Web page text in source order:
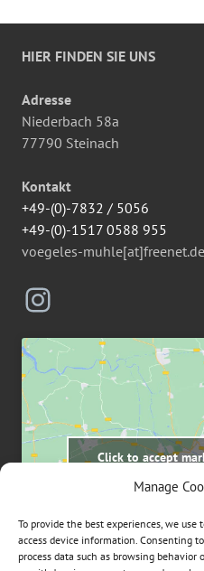
Manage
To provide the best experiences, we
access device information. Consenting
process data such as browsing
HIER FINDEN SIE UNS
Adresse
Niederbach 58a
77790 Steinach
Kontakt
+49-(0)-7832 / 5056
+49-(0)-1517 0588 955
voegeles-muhle[at]freenet.de
Instagram
Click to accept